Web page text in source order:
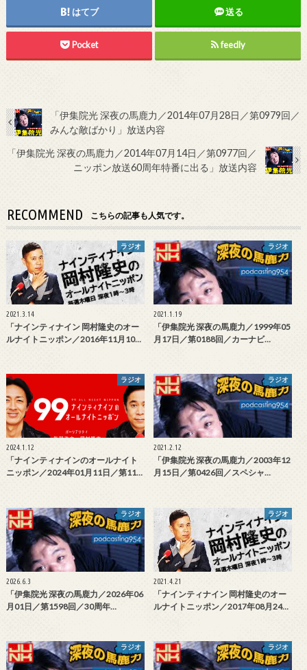
はてブ 送る
Pocket feedly
「伊集院光 深夜の馬鹿力／2014年07月28日／第0979回／
みんな敵ばかり」放送内容
「伊集院光 深夜の馬鹿力／2014年07月14日／第0977回／
ニッポン放送60周年特番に出る」放送内容
RECOMMEND こちらの記事も人気です。
ラジオ
2021.3.14
「ナインティナイン 岡村隆史のオー
ルナイトニッポン／2016年11月10…
ラジオ
2021.1.19
「伊集院光 深夜の馬鹿力／1999年05
月17日／第0188回／カーナビ…
ラジオ
2024.1.12
「ナインティナインのオールナイト
ニッポン／2024年01月11日／第11…
ラジオ
2021.2.12
「伊集院光 深夜の馬鹿力／2003年12
月15日／第0426回／スペシャ…
ラジオ
2026.6.3
「伊集院光 深夜の馬鹿力／2026年06
月01日／第1598回／30周年…
ラジオ
2021.4.21
「ナインティナイン 岡村隆史のオー
ルナイトニッポン／2017年08月24…
ラジオ ラジオ